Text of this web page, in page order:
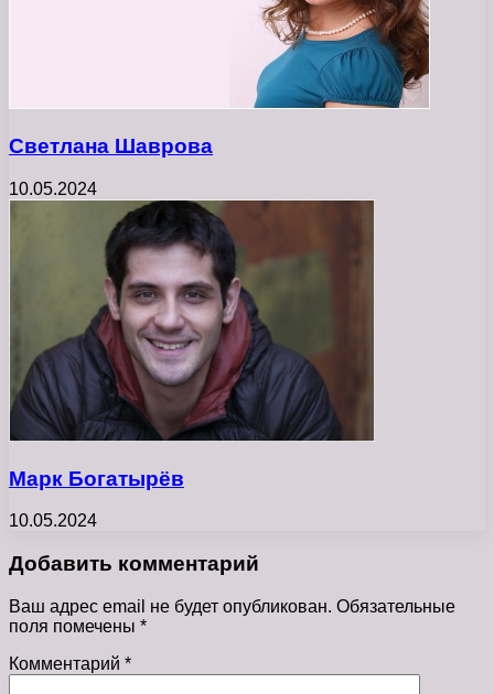
Светлана Шаврова
10.05.2024
Марк Богатырёв
10.05.2024
Добавить комментарий
Ваш адрес email не будет опубликован. Обязательные
поля помечены *
Комментарий *